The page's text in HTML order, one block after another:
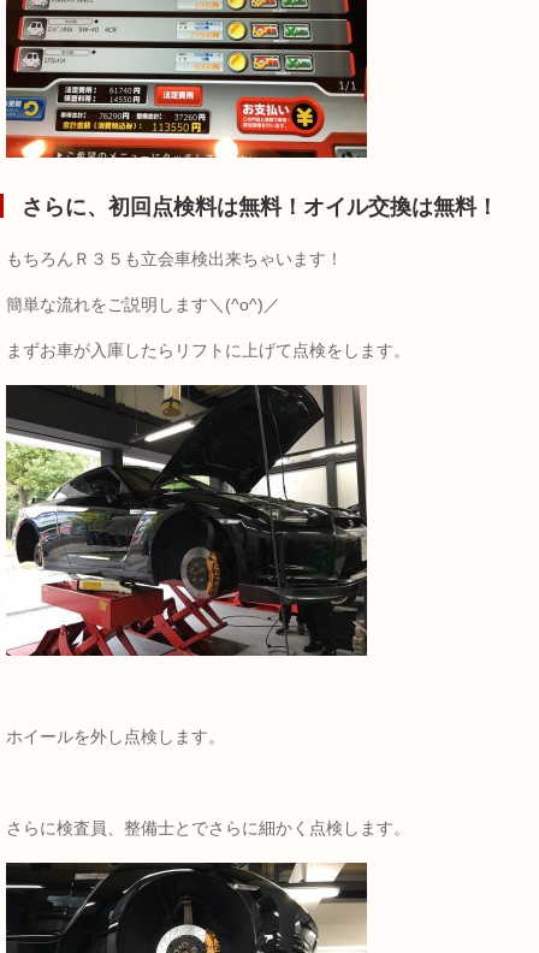
さらに、初回点検料は無料！オイル交換は無料！
もちろんＲ３５も立会車検出来ちゃいます！
簡単な流れをご説明します＼(^o^)／
まずお車が入庫したらリフトに上げて点検をします。
ホイールを外し点検します。
さらに検査員、整備士とでさらに細かく点検します。